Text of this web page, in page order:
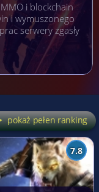
i blockchain
i wymuszonego
serwery zgasły
pokaż pełen ranking
7.8